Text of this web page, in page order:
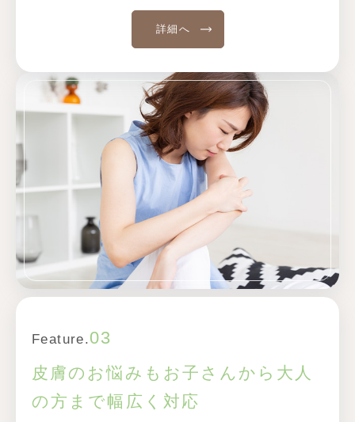
詳細へ
Feature.03
皮膚のお悩みもお子さんから大人
の方まで幅広く対応